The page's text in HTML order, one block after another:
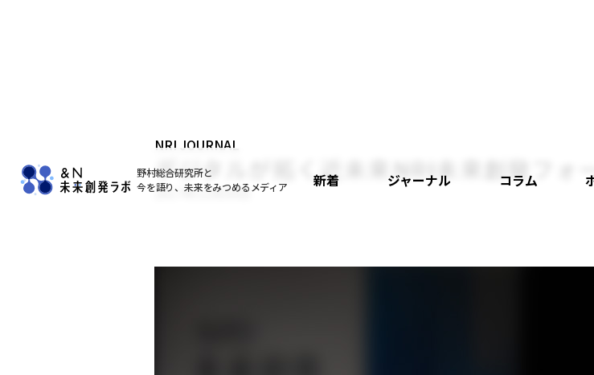
野村総合研究所と
今を語り、未来をみつめるメディア
新着 ジャーナル コラム
NRI JOURNAL
デジタルが拓く近未来――NRI未来創発フ
2017年11月30日